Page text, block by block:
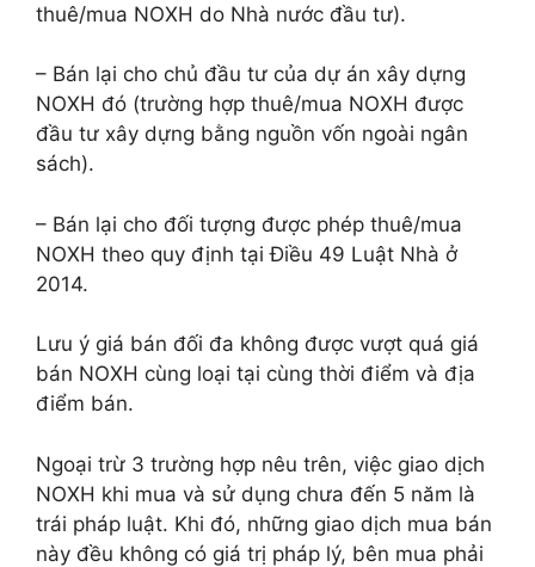
thuê/mua NOXH do Nhà nước đầu tư).
– Bán lại cho chủ đầu tư của dự án xây dựng
NOXH đó (trường hợp thuê/mua NOXH được
đầu tư xây dựng bằng nguồn vốn ngoài ngân
sách).
– Bán lại cho đối tượng được phép thuê/mua
NOXH theo quy định tại Điều 49 Luật Nhà ở
2014.
Lưu ý giá bán đối đa không được vượt quá giá
bán NOXH cùng loại tại cùng thời điểm và địa
điểm bán.
Ngoại trừ 3 trường hợp nêu trên, việc giao dịch
NOXH khi mua và sử dụng chưa đến 5 năm là
trái pháp luật. Khi đó, những giao dịch mua bán
này đều không có giá trị pháp lý, bên mua phải